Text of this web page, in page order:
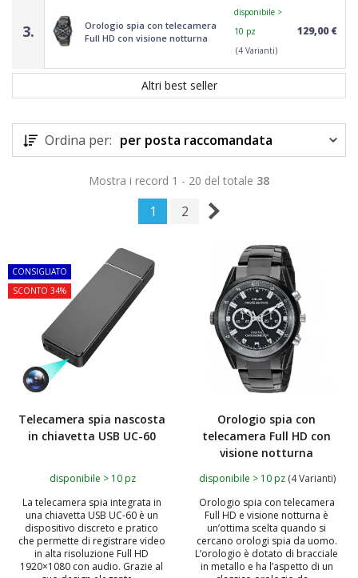
3.
Orologio spia con telecamera
Full HD con visione notturna
disponibile >
10 pz
(4 Varianti)
129,00 €
Altri best seller
Ordina per: per posta raccomandata
Mostra i record 1 - 20 del totale 38
1 2
CONSIGLIATO
SCONTO 34%
Telecamera spia nascosta
in chiavetta USB UC-60
disponibile > 10 pz
La telecamera spia integrata in
una chiavetta USB UC-60 è un
dispositivo discreto e pratico
che permette di registrare video
in alta risoluzione Full HD
1920×1080 con audio. Grazie al
Orologio spia con
telecamera Full HD con
visione notturna
disponibile > 10 pz (4 Varianti)
Orologio spia con telecamera
Full HD e visione notturna è
un’ottima scelta quando si
cercano orologi spia da uomo.
L’orologio è dotato di bracciale
in metallo e ha l’aspetto di un